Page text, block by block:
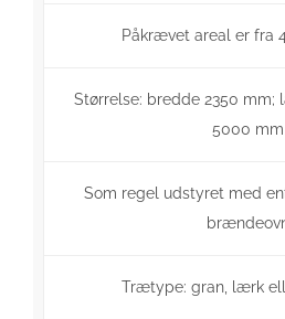
Påkrævet areal er fra
Størrelse: bredde 2350
5000 mm
Som regel udstyret med
Trætype: gran, lærk